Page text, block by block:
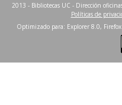
2013 - Bibliotecas UC - Dirección
Políticas de
Optimizado para: Explorer 8.0,